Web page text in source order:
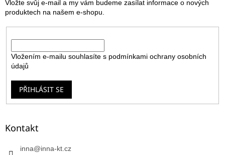
Vložte svůj e-mail a my vám budeme zasílat informace o nových
produktech na našem e-shopu.
Vložením e-mailu souhlasíte s podmínkami ochrany osobních
údajů
PŘIHLÁSIT SE
Kontakt
inna@inna-kt.cz